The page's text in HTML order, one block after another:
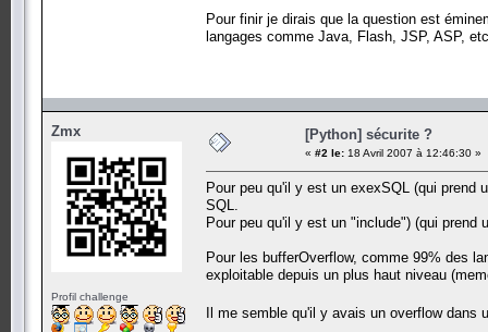
Pour finir je dirais que la question est
langages comme Java, Flash, JSP, ASP,
Zmx
Profil challenge
[Python] sécurite ?
« #2 le: 18 Avril 2007 à 12:46:30 »
Pour peu qu'il y est un exexSQL (qui
SQL.
Pour peu qu'il y est un "include") (qui
Pour les bufferOverflow, comme 99% des
exploitable depuis un plus haut niveau
Il me semble qu'il y avais un overflow